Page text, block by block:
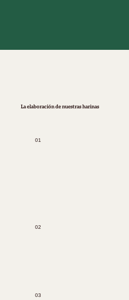
​La elaboración de nuestras harinas
01
02
03